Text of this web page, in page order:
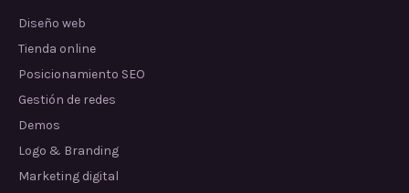
Diseño web
Tienda online
Posicionamiento SEO
Gestión de redes
Demos
Logo & Branding
Marketing digital